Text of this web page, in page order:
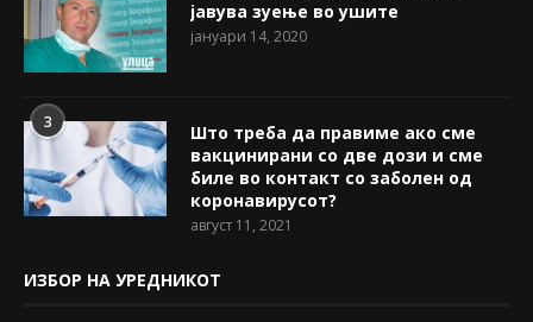
јавува зуење во ушите
јануари 14, 2020
3
Што треба да правиме ако сме
вакцинирани со две дози и сме
биле во контакт со заболен од
коронавирусот?
август 11, 2021
ИЗБОР НА УРЕДНИКОТ